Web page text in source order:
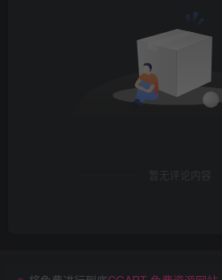
暂无评论内容